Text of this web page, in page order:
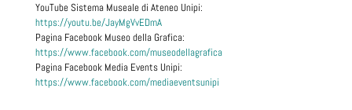
YouTube Sistema Museale di Ateneo Unipi:
https://youtu.be/JayMgVvEDmA
Pagina Facebook Museo della Grafica:
https://www.facebook.com/museodellagrafica
Pagina Facebook Media Events Unipi:
https://www.facebook.com/mediaeventsunipi